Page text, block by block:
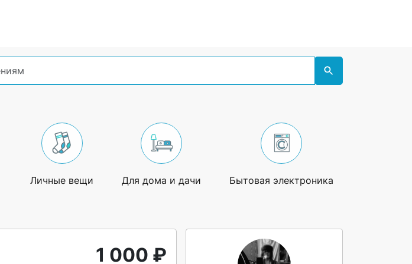
Личные вещи Для дома и дачи Бытовая электроника
1 000 ₽